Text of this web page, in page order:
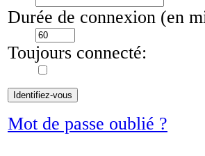
Durée de connexion (en
Toujours connecté:
Mot de passe oublié ?